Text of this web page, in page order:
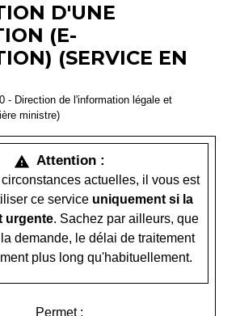
D'UNE
(E-
(SERVICE EN
- Direction de l'information légale et
ministre)
warning Attention :
actuelles, il vous est
ce service uniquement si la
urgente. Sachez par ailleurs, que
demande, le délai de traitement
plus long qu'habituellement.
Permet :